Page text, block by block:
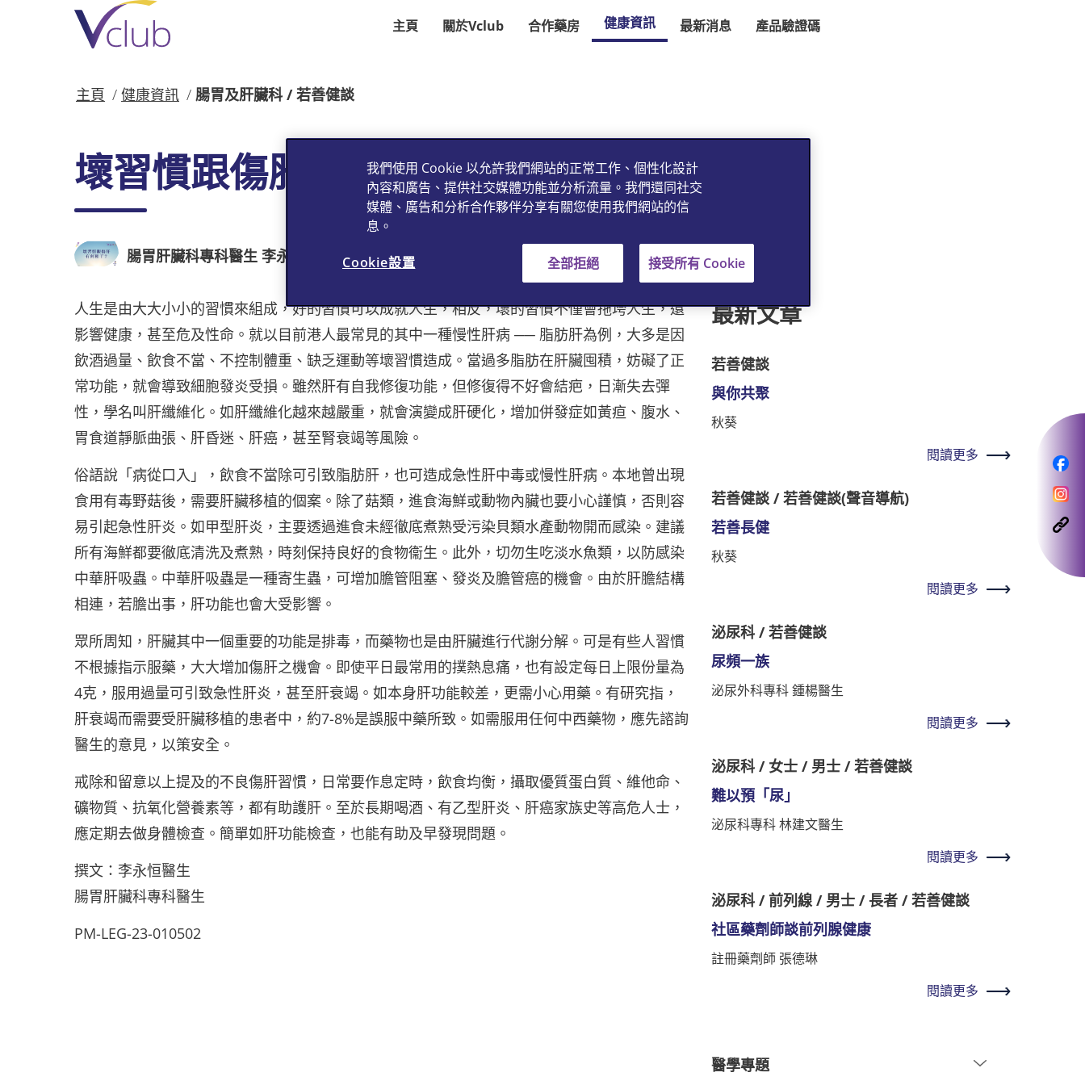
主頁 關於Vclub 合作藥房 健康資訊 最新消息 產品驗證碼
主頁 健康資訊 腸胃及肝臟科 / 若善健談
壞習慣跟傷肝有何相干？
腸胃肝臟科專科醫生 李永恒醫生
人生是由大大小小的習慣來組成，好的習慣可以成就人生，相反，壞的習慣不僅會拖垮人生，還
影響健康，甚至危及性命。就以目前港人最常見的其中一種慢性肝病 ── 脂肪肝為例，大多是因
飲酒過量、飲食不當、不控制體重、缺乏運動等壞習慣造成。當過多脂肪在肝臟囤積，妨礙了正
常功能，就會導致細胞發炎受損。雖然肝有自我修復功能，但修復得不好會結疤，日漸失去彈
性，學名叫肝纖維化。如肝纖維化越來越嚴重，就會演變成肝硬化，增加併發症如黃疸、腹水、
胃食道靜脈曲張、肝昏迷、肝癌，甚至腎衰竭等風險。
俗語說「病從口入」，飲食不當除可引致脂肪肝，也可造成急性肝中毒或慢性肝病。本地曾出現
食用有毒野菇後，需要肝臟移植的個案。除了菇類，進食海鮮或動物內臟也要小心謹慎，否則容
易引起急性肝炎。如甲型肝炎，主要透過進食未經徹底煮熟受污染貝類水產動物開而感染。建議
所有海鮮都要徹底清洗及煮熟，時刻保持良好的食物衞生。此外，切勿生吃淡水魚類，以防感染
中華肝吸蟲。中華肝吸蟲是一種寄生蟲，可增加膽管阻塞、發炎及膽管癌的機會。由於肝膽結構
相連，若膽出事，肝功能也會大受影響。
眾所周知，肝臟其中一個重要的功能是排毒，而藥物也是由肝臟進行代謝分解。可是有些人習慣
不根據指示服藥，大大增加傷肝之機會。即使平日最常用的撲熱息痛，也有設定每日上限份量為
4克，服用過量可引致急性肝炎，甚至肝衰竭。如本身肝功能較差，更需小心用藥。有研究指，
肝衰竭而需要受肝臟移植的患者中，約7-8%是誤服中藥所致。如需服用任何中西藥物，應先諮詢
醫生的意見，以策安全。
戒除和留意以上提及的不良傷肝習慣，日常要作息定時，飲食均衡，攝取優質蛋白質、維他命、
礦物質、抗氧化營養素等，都有助護肝。至於長期喝酒、有乙型肝炎、肝癌家族史等高危人士，
應定期去做身體檢查。簡單如肝功能檢查，也能有助及早發現問題。
撰文：李永恒醫生
腸胃肝臟科專科醫生
PM-LEG-23-010502
最新文章
若善健談
與你共聚
秋葵
閱讀更多
若善健談 / 若善健談(聲音導航)
若善長健
秋葵
閱讀更多
泌尿科 / 若善健談
尿頻一族
泌尿外科專科 鍾楊醫生
閱讀更多
泌尿科 / 女士 / 男士 / 若善健談
難以預「尿」
泌尿科專科 林建文醫生
閱讀更多
泌尿科 / 前列線 / 男士 / 長者 / 若善健談
社區藥劑師談前列腺健康
註冊藥劑師 張德琳
閱讀更多
醫學專題
我們使用 Cookie 以允許我們網站的正常工作、個性化設計
內容和廣告、提供社交媒體功能並分析流量。我們還同社交
媒體、廣告和分析合作夥伴分享有關您使用我們網站的信
息。
Cookie設置 全部拒絕 接受所有 Cookie